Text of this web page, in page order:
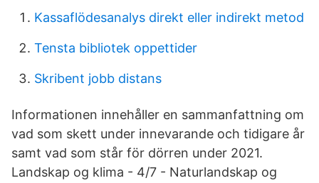
Kassaflödesanalys direkt eller indirekt metod
Tensta bibliotek oppettider
Skribent jobb distans
Informationen innehåller en sammanfattning om
vad som skett under innevarande och tidigare år
samt vad som står för dörren under 2021.
Landskap og klima - 4/7 - Naturlandskap og